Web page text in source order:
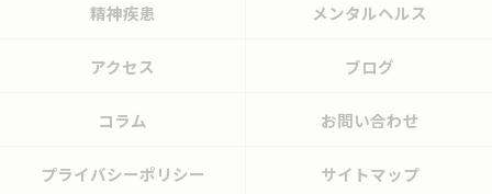
精神疾患 メンタルヘルス
アクセス ブログ
コラム お問い合わせ
プライバシーポリシー サイトマップ